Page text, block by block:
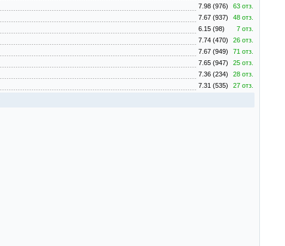
7.98 (976)
63 отз.
7.67 (937)
48 отз.
6.15 (98)
7 отз.
7.74 (470)
26 отз.
7.67 (949)
71 отз.
7.65 (947)
25 отз.
7.36 (234)
28 отз.
7.31 (535) 27 отз.